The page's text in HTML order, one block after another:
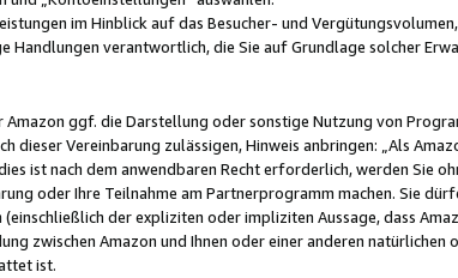
im Hinblick auf das Besucher- und
verantwortlich, die Sie auf Grundlage solcher
Amazon ggf. die Darstellung oder sonstige Nutzung von
dieser Vereinbarung zulässigen, Hinweis anbringen: „Als
ist nach dem anwendbaren Recht erforderlich, werden Sie
oder Ihre Teilnahme am Partnerprogramm machen. Sie
der expliziten oder impliziten Aussage, dass
zwischen Amazon und Ihnen oder einer anderen natürlichen
ist.